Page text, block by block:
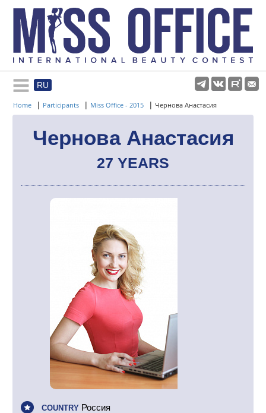
RU
Rules and regulations
About pageant
Participants
Home | Participants | Miss Office - 2015 | Чернова Анастасия
Чернова Анастасия
27 YEARS
COUNTRY Россия